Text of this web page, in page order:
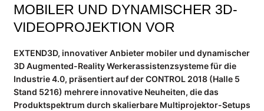
PRODUKTE
WERKLICHT PRO S
WERKLICHT VIDEO
Zubehör
MOBILER UND DYNAMISCHER 3D-
VIDEOPROJEKTION VOR
EXTEND3D, innovativer Anbieter mobiler und dynamischer
3D Augmented-Reality Werkerassistenzsysteme für die
Industrie 4.0, präsentiert auf der CONTROL 2018 (Halle 5
Stand 5216) mehrere innovative Neuheiten, die das
Produktspektrum durch skalierbare Multiprojektor-Setups